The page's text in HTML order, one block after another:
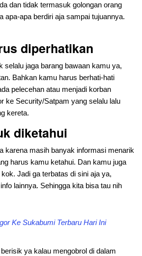
dan tidak termasuk golongan orang
apa-apa berdiri aja sampai tujuannya.
diperhatikan
selalu jaga barang bawaan kamu ya,
Bahkan kamu harus berhati-hati
pelecehan atau menjadi korban
ke Security/Satpam yang selalu lalu
kereta.
diketahui
karena masih banyak informasi menarik
harus kamu ketahui. Dan kamu juga
Jadi ga terbatas di sini aja ya,
lainnya. Sehingga kita bisa tau nih
Ke Sukabumi Terbaru Hari Ini
ya kalau mengobrol di dalam